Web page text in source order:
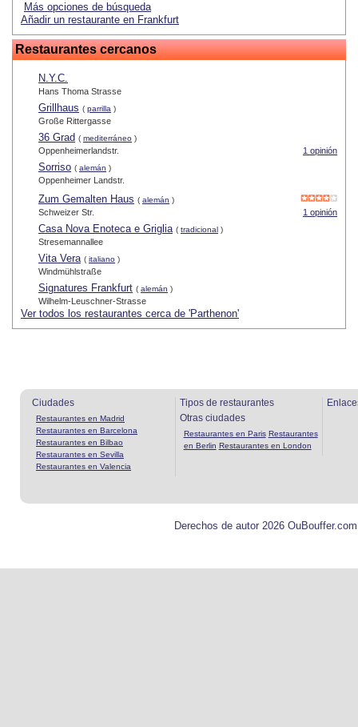
Más opciones de búsqueda
Añadir un restaurante en Frankfurt
Restaurantes cercanos
N.Y.C.
Hans Thoma Strasse
Grillhaus ( parrilla )
Große Rittergasse
36 Grad ( mediterráneo )
1 opinión
Oppenheimerlandstr.
Sorriso ( alemán )
Oppenheimer Landstr.
Zum Gemalten Haus ( alemán )
1 opinión
Schweizer Str.
Casa Nova Enoteca e Griglia ( tradicional )
Stresemannallee
Vita Vera ( italiano )
Windmühlstraße
Signatures Frankfurt ( alemán )
Wilhelm-Leuschner-Strasse
Ver todos los restaurantes cerca de 'Parthenon'
Ciudades
Restaurantes en Madrid
Restaurantes en Barcelona
Restaurantes en Bilbao
Restaurantes en Sevilla
Restaurantes en Valencia
Tipos de restaurantes
Otras ciudades
Restaurantes en Paris Restaurantes
en Berlin Restaurantes en London
Derechos de autor 2026